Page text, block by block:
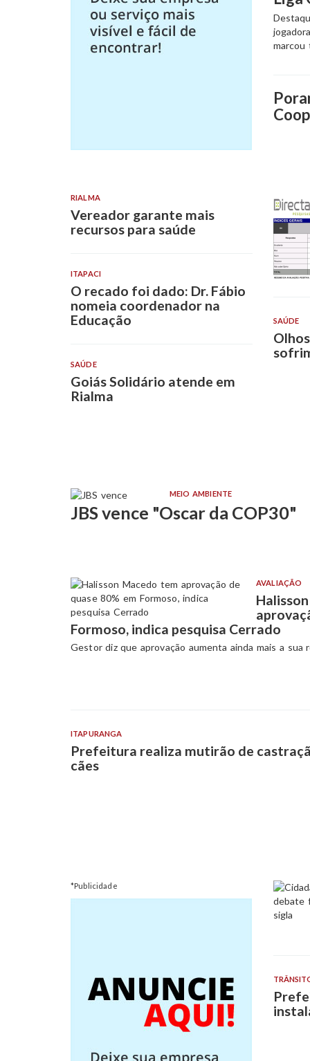
marcou
RIALMA
Vereador garante mais
recursos para saúde
ITAPACI
O recado foi dado: Dr. Fábio
nomeia coordenador na
Educação
SAÚDE
Goiás Solidário atende em
Rialma
SAÚDE
MEIO AMBIENTE
JBS vence "Oscar da COP30"
AVALIAÇÃO
Formoso, indica pesquisa Cerrado
Gestor diz que aprovação aumenta ainda mais a sua
ITAPURANGA
Prefeitura realiza mutirão de
cães
*Publicidade